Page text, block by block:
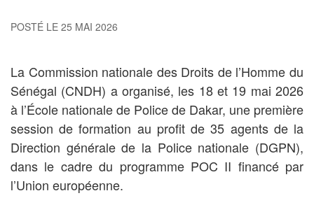
POSTÉ LE 25 MAI 2026
La Commission nationale des Droits de l’Homme du
Sénégal (CNDH) a organisé, les 18 et 19 mai 2026
à l’École nationale de Police de Dakar, une première
session de formation au profit de 35 agents de la
Direction générale de la Police nationale (DGPN),
dans le cadre du programme POC II financé par
l’Union européenne.